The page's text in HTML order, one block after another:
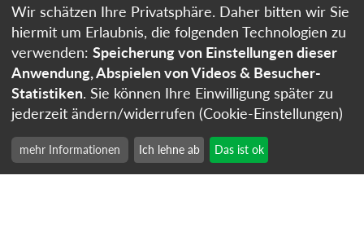
gegründeten Calwer Verlagsvereins, der
heutigen Calwer Verlag Bücher und Medien
GmbHin Stuttgart.
Impressum
Datenschutzerklärung
Cookie-Einstellungen
Wir schätzen Ihre Privatsphäre. Daher bitten wir Sie
hiermit um Erlaubnis, die folgenden Technologien zu
verwenden: Speicherung von Einstellungen dieser
Anwendung, Abspielen von Videos & Besucher-
Statistiken. Sie können Ihre Einwilligung später zu
jederzeit ändern/widerrufen (Cookie-Einstellungen)
mehr Informationen Ich lehne ab Das ist ok